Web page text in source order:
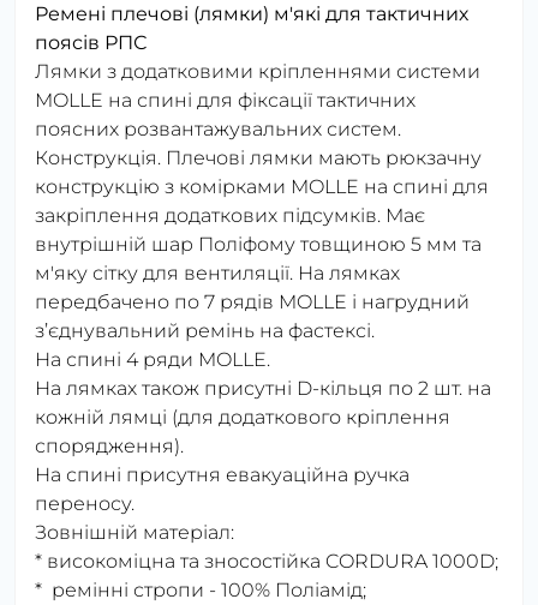
Ремені плечові (лямки) м'які для тактичних
поясів РПС
Лямки з додатковими кріпленнями системи
MOLLE на спині для фіксації тактичних
поясних розвантажувальних систем.
Конструкція. Плечові лямки мають рюкзачну
конструкцію з комірками MOLLE на спині для
закріплення додаткових підсумків. Має
внутрішній шар Поліфому товщиною 5 мм та
м'яку сітку для вентиляції. На лямках
передбачено по 7 рядів MOLLE і нагрудний
з’єднувальний ремінь на фастексі.
На спині 4 ряди MOLLE.
На лямках також присутні D-кільця по 2 шт. на
кожній лямці (для додаткового кріплення
спорядження).
На спині присутня евакуаційна ручка
переносу.
Зовнішній матеріал:
* високоміцна та зносостійка CORDURA 1000D;
* ремінні стропи - 100% Поліамід;